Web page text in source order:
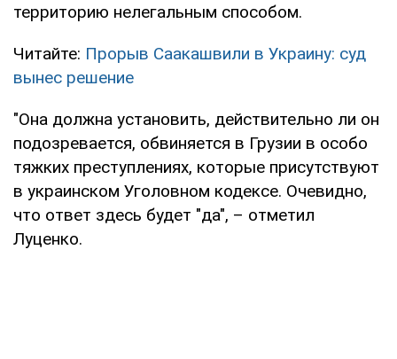
территорию нелегальным способом.
Читайте: Прорыв Саакашвили в Украину: суд
вынес решение
"Она должна установить, действительно ли он
подозревается, обвиняется в Грузии в особо
тяжких преступлениях, которые присутствуют
в украинском Уголовном кодексе. Очевидно,
что ответ здесь будет "да", – отметил
Луценко.